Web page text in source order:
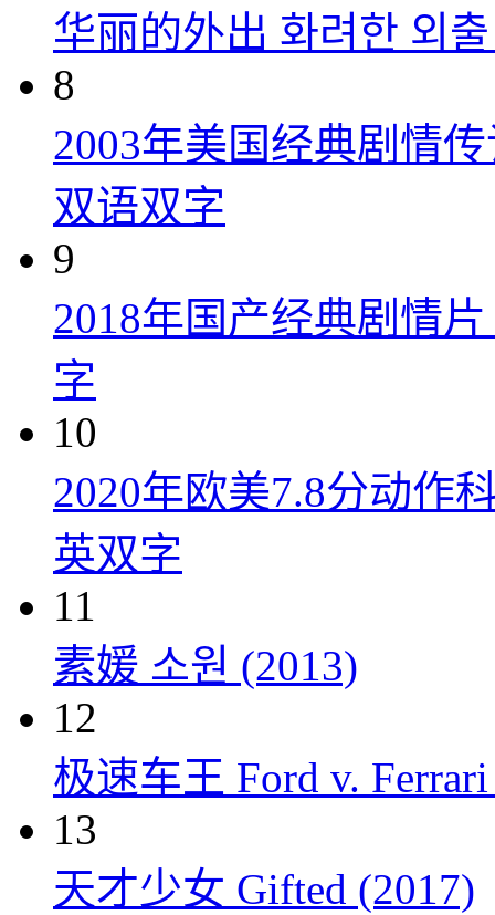
华丽的外出 화려한 외
8
2003年美国经典剧情
双语双字
9
2018年国产经典剧情
字
10
2020年欧美7.8分动作
英双字
11
素媛 소원 (2013)
12
极速车王 Ford v.
13
天才少女 Gifted (2017)